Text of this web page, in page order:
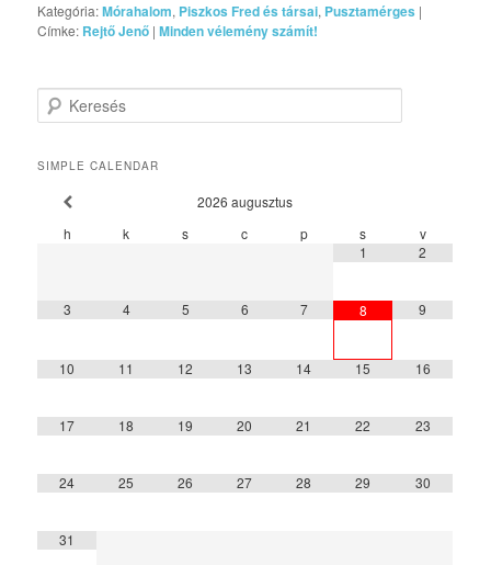
Kategória:Mórahalom, Piszkos Fred és társai, Pusztamérges |
Címke: Rejtő Jenő |Minden vélemény számít!
Keresés
SIMPLE CALENDAR
2026 augusztus
h
k s c p s
v
1
2
3 4 5 6 7 8 9
10 11 12 13 14 15 16
17 18 19 20 21 22 23
24 25 26 27 28 29 30
31